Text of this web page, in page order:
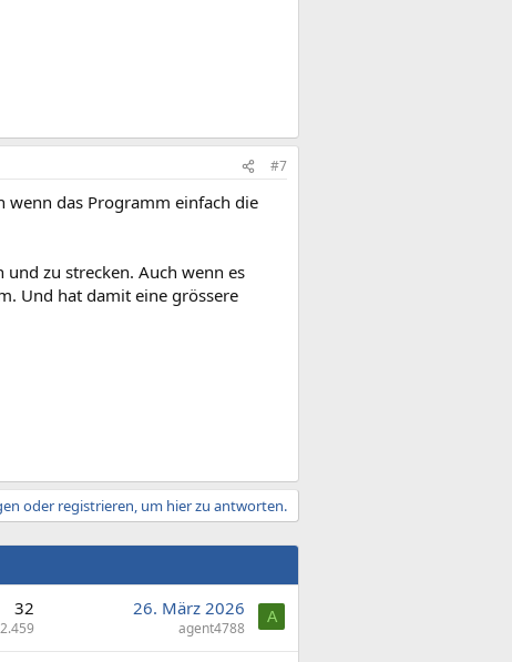
#7
wenn das Programm einfach die
zu strecken. Auch wenn es
Und hat damit eine grössere
oder registrieren, um hier zu antworten.
32
2.459
26. März 2026
agent4788
A